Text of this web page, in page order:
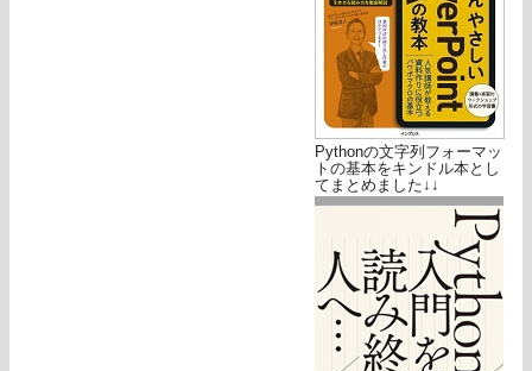
Pythonの文字列フォーマッ
トの基本をキンドル本とし
てまとめました↓↓